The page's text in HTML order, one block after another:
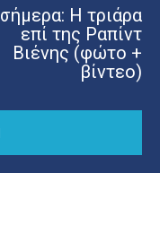
Η τριάρα
επί της Ραπίντ
Βιένης (φώτο +
βίντεο)